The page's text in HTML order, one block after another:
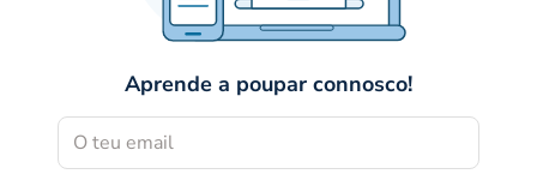
Aprende a poupar connosco!